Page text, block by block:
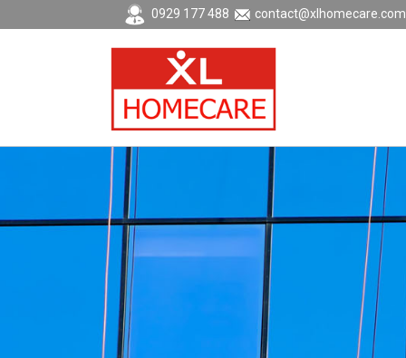
0929 177 488 contact@xlhomecare.com